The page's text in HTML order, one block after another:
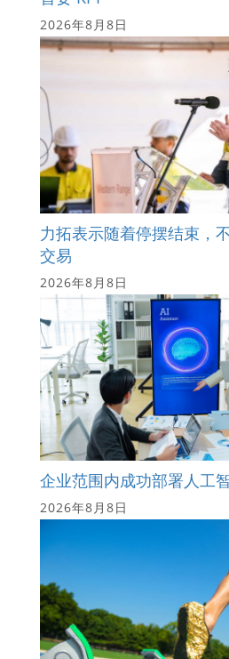
2026年8月8日
力拓表示随着停摆结束，
交易
2026年8月8日
企业范围内成功部署人工
2026年8月8日